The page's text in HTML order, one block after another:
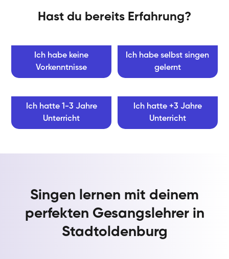
Hast du bereits Erfahrung?
Ich habe keine
Vorkenntnisse
Ich habe selbst singen
gelernt
Ich hatte 1-3 Jahre
Unterricht
Ich hatte +3 Jahre
Unterricht
Singen lernen mit deinem
perfekten Gesangslehrer in
Stadtoldenburg